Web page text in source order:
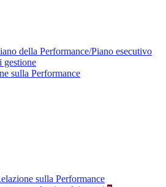
della Performance/Piano esecutivo
gestione
sulla Performance
sulla Performance